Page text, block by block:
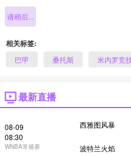
请稍后...
相关标签:
巴甲 桑托斯 米内罗竞
最新直播
08-09
08:30
WNBA常规赛
西雅图风暴
波特兰火焰